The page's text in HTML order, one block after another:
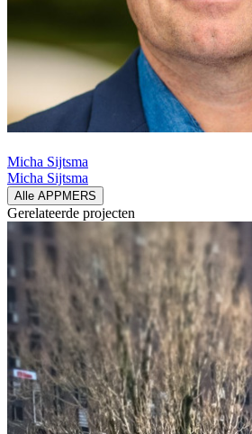
Micha Sijtsma
Micha Sijtsma
Alle APPMERS
Gerelateerde projecten